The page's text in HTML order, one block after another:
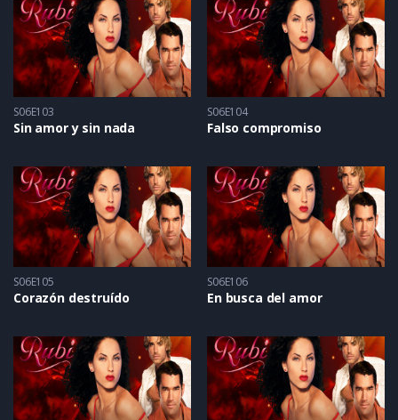
S06E103
Sin amor y sin nada
S06E104
Falso compromiso
S06E105
Corazón destruído
S06E106
En busca del amor